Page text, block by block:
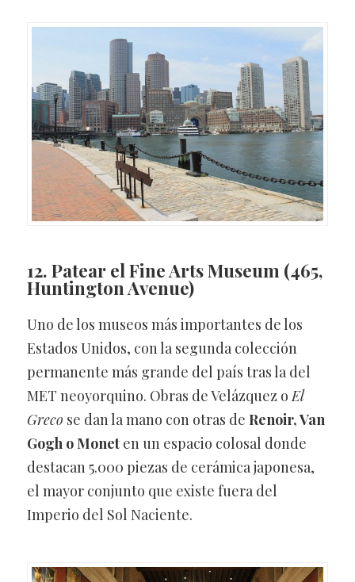
12. Patear el Fine Arts Museum(465,
Huntington Avenue)
Uno de los museos más importantes de los
Estados Unidos, con la segunda colección
permanente más grande del país tras la del
MET neoyorquino. Obras de Velázquez oEl
Greco se dan la mano con otras de Renoir, Van
Gogh o Moneten un espacio colosal donde
destacan 5.000 piezas de cerámica japonesa,
el mayor conjunto que existe fuera del
Imperio del Sol Naciente.